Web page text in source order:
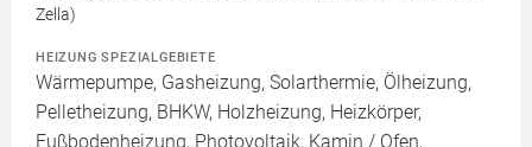
Zella)
HEIZUNG SPEZIALGEBIETE
Wärmepumpe, Gasheizung, Solarthermie, Ölheizung,
Pelletheizung, BHKW, Holzheizung, Heizkörper,
Fußbodenheizung, Photovoltaik, Kamin / Ofen,